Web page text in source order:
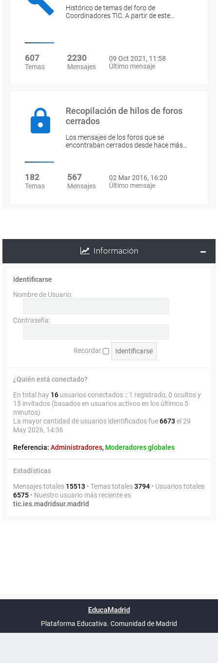
Histórico de temas del foro de
Coordinadores TIC. A partir de este…
607
Temas
2230
Mensajes
09 Oct 2021, 11:58
Último mensaje
Recopilación de hilos de foros
cerrados
Los mensajes de los foros que se
encontraban cerrados desde hace más…
182
Temas
567
Mensajes
02 Mar 2016, 16:20
Último mensaje
Información
Identificarse
Nombre de Usuario:
Contraseña:
Recordar
¿Quién está conectado?
En total hay 16 usuarios conectados :: 1 registrado, 0 ocultos y
15 invitados (basados en usuarios activos en los últimos 5
minutos)
La mayor cantidad de usuarios identificados fue6673 el 29
May 2026, 14:36
Referencia: Administradores, Moderadores globales
Estadísticas
Mensajes totales 15513 • Temas totales3794 • Usuarios totales
6575 • Nuestro usuario más reciente es
tic.ies.madridsur.madrid
UTC+02:00
phpBB España
EducaMadrid
Plataforma Educativa. Comunidad de Madrid